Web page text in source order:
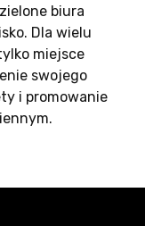
biura
Dla wielu
miejsce
swojego
i promowanie